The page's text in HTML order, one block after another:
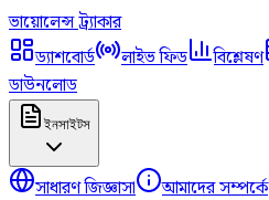
ভায়োলেন্সট্র্যাকার
ড্যাশবোর্ড
লাইভ ফিড বিশ্লেষণ
ডাউনলোড
ইনসাইটস
সাধারণ জিজ্ঞাসা আমাদের সম্পর্কে